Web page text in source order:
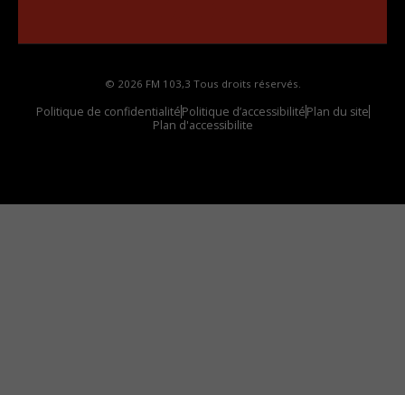
© 2026 FM 103,3 Tous droits réservés.
Politique de confidentialitéPolitique d’accessibilitéPlan du site
Plan d'accessibilite